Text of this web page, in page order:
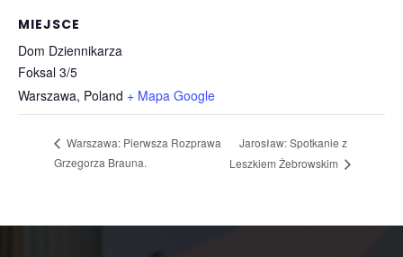
MIEJSCE
Dom Dziennikarza
Foksal 3/5
Warszawa, Poland + Mapa Google
Warszawa: Pierwsza Rozprawa
Grzegorza Brauna.
Jarosław: Spotkanie z
Leszkiem Żebrowskim